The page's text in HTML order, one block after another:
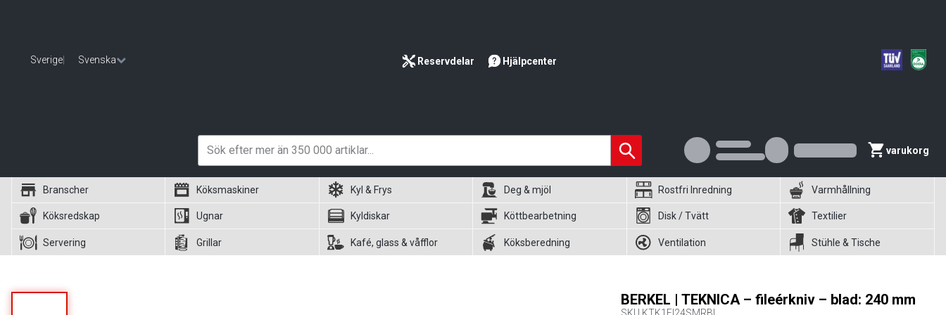
Sverige Svenska Reservdelar Hjälpcenter
varukorg
Branscher Köksmaskiner Kyl & Frys Deg & mjöl Rostfri Inredning Varmhållning
Köksredskap Ugnar Kyldiskar Köttbearbetning Disk / Tvätt Textilier
Servering Grillar Kafé, glass & våfflor Köksberedning Ventilation Stühle & Tische
BERKEL | TEKNICA – fileérkniv – blad: 240 mm